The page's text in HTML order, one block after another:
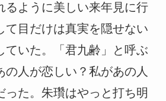
るように美しい来年見に行
て目だけは真実を隠せない
ていた。「君九齢」と呼ぶ
の人が恋しい？私があの人
った。朱瓚はやっと打ち明